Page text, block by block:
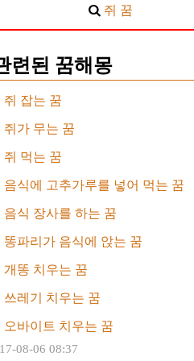
쥐 꿈
련된 꿈해몽
쥐 잡는 꿈
쥐가 무는 꿈
쥐 먹는 꿈
음식에 고추가루를 넣어 먹는 꿈
음식 장사를 하는 꿈
똥파리가 음식에 앉는 꿈
개똥 치우는 꿈
쓰레기 치우는 꿈
오바이트 치우는 꿈
08-06 08:37